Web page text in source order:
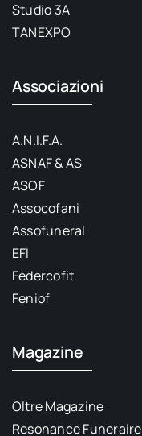
Studio 3A
TANEXPO
Associazioni
A.N.I.F.A.
ASNAF & AS
ASOF
Assocofani
Assofuneral
EFI
Federcofit
Feniof
Magazine
Oltre Magazine
Resonance Funeraire